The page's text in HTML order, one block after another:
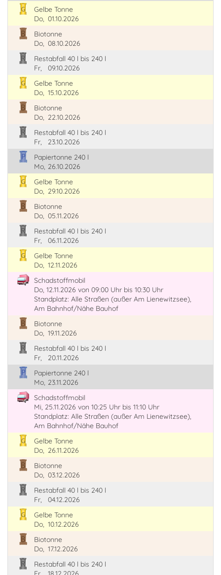
Gelbe Tonne
Do, 01.10.2026
Biotonne
Do, 08.10.2026
Restabfall 40 l bis 240 l
Fr,
09.10.2026
Gelbe Tonne
Do, 15.10.2026
Biotonne
Do, 22.10.2026
Restabfall 40 l bis 240 l
Fr,
23.10.2026
Papiertonne 240 l
Mo, 26.10.2026
Gelbe Tonne
Do, 29.10.2026
Biotonne
Do, 05.11.2026
Restabfall 40 l bis 240 l
Fr,
06.11.2026
Gelbe Tonne
Do, 12.11.2026
Schadstoffmobil
Do, 12.11.2026 von 09:00 Uhr bis 10:30 Uhr
Standplatz: Alle Straßen (außer Am Lienewitzsee),
Am Bahnhof/Nähe Bauhof
Biotonne
Do, 19.11.2026
Restabfall 40 l bis 240 l
Fr,
20.11.2026
Papiertonne 240 l
Mo, 23.11.2026
Schadstoffmobil
Mi, 25.11.2026 von 10:25 Uhr bis 11:10 Uhr
Standplatz: Alle Straßen (außer Am Lienewitzsee),
Am Bahnhof/Nähe Bauhof
Gelbe Tonne
Do, 26.11.2026
Biotonne
Do, 03.12.2026
Restabfall 40 l bis 240 l
Fr,
04.12.2026
Gelbe Tonne
Do, 10.12.2026
Biotonne
Do, 17.12.2026
Restabfall 40 l bis 240 l